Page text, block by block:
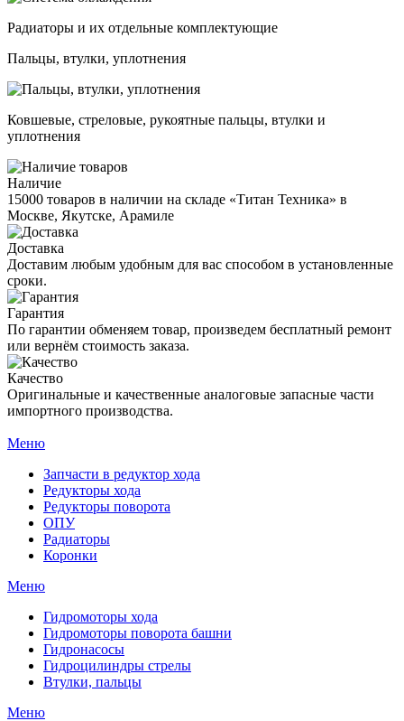
Радиаторы и их отдельные комплектующие
Пальцы, втулки, уплотнения
Ковшевые, стреловые, рукоятные пальцы, втулки и
уплотнения
Наличие
15000 товаров в наличии на складе «Титан Техника» в
Москве, Якутске, Арамиле
Доставка
Доставим любым удобным для вас способом в установленные
сроки.
Гарантия
По гарантии обменяем товар, произведем бесплатный ремонт
или вернём стоимость заказа.
Качество
Оригинальные и качественные аналоговые запасные части
импортного производства.
Меню
Запчасти в редуктор хода
Редукторы хода
Редукторы поворота
ОПУ
Радиаторы
Коронки
Меню
Гидромоторы хода
Гидромоторы поворота башни
Гидронасосы
Гидроцилиндры стрелы
Втулки, пальцы
Меню